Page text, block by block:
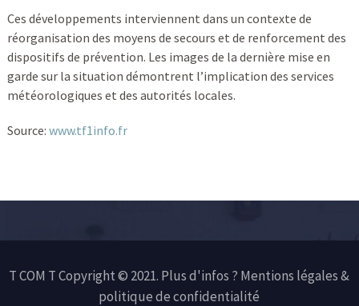
Ces développements interviennent dans un contexte de
réorganisation des moyens de secours et de renforcement des
dispositifs de prévention. Les images de la dernière mise en
garde sur la situation démontrent l’implication des services
météorologiques et des autorités locales.
Source: www.tf1info.fr
T COM T Copyright © 2021. Plus d'infos ? Mentions légales &
politique de confidentialité